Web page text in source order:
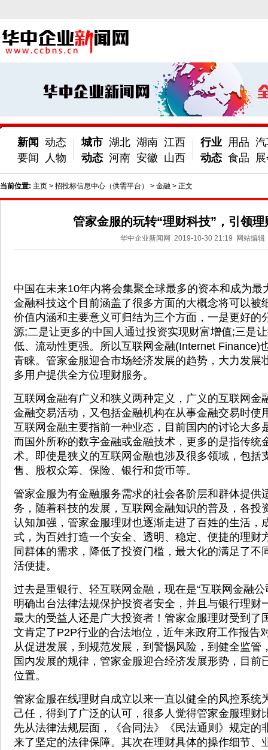
新闻
要闻
动态
人物
城市
动态
湖北 湖南 江西
河南 安徽 山西
行业
动态
用品
食品
当前位置: 主页 > 招投标信息中心（供需平台） > 金融 > 正文
管家金服的玩转“理财科技”，引领理
华中企业新闻网 2019-10-30 21:19 网站编辑
中国在未来10年内将会集聚全球最多的资本和成为最
金融科技这个目前涵盖了很多方面的大概念将可以被
价值内涵和主要意义可归结为三个方面，一是更好的
源;二是让更多的中国人通过投资实现财富增值;三是
低、流动性更强。所以互联网金融(Internet Finance)
青睐。管家金服迎合市场经济发展的趋势，大力发展
多用户提供全方位理财服务。
互联网金融有广义和狭义两种定义，广义的互联网金
金融交易活动，又包括金融机构在从事金融交易时使
互联网金融主要指前一种业态，目前国内的讨论大多
而国外所称的数字金融或金融技术，更多的是指传统
术。即使是狭义的互联网金融也涉及很多领域，包括
售、股权众筹、保险、银行和货币等。
管家金服为有金融服务需求的社会各阶层和群体提供
务，随着科技的发展，互联网金融知识的普及，各投
认知加强，管家金服理财也逐渐走进了百姓的生活，
式，为百姓打造一个安全、透明、稳定、便捷的理财
同群体的需求，降低了投资门槛，最大化的满足了不
活便捷。
过去是重银行、轻互联网金融，现在是“互联网金融
明确出台法律法规保护投资者安全，并且与银行理财
最大的受益人还是广大投资者！管家金服理财受到了
文肯定了P2P行业的合法地位，近年来政府工作报告
从促进发展，到规范发展，到警惕风险，到健全监管
国内发展的规律，管家金服迎合经济发展形势，目前
位置。
管家金服在线理财自成立以来一直以健全的风控系统
己任，得到了广泛的认可，很多人觉得管家金服理财
先从法律法规层面，《合同法》《民法通则》规定的
来了坚定的法律保障。其次在理财具体的操作细节、